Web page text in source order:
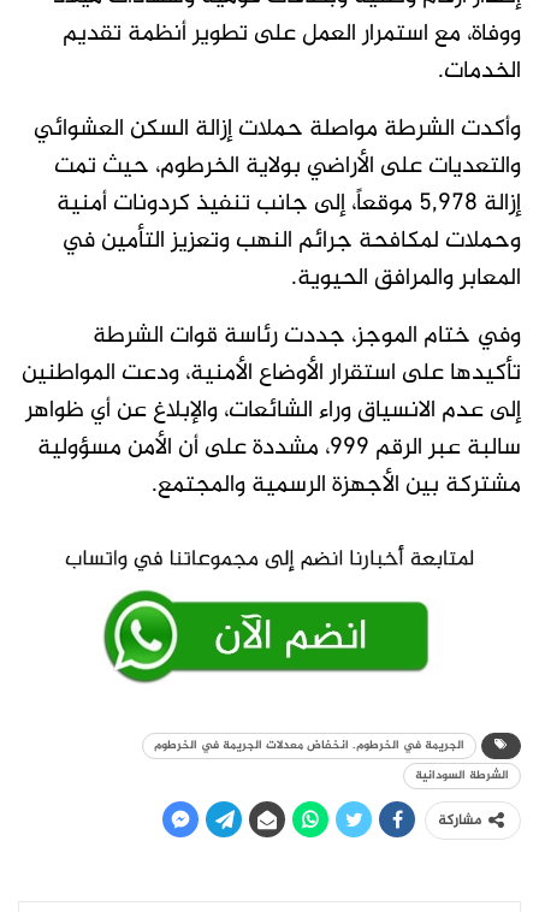
ووفاة، مع استمرار العمل على تطوير أنظمة تقديم
الخدمات.
وأكدت الشرطة مواصلة حملات إزالة السكن العشوائي
والتعديات على الأراضي بولاية الخرطوم، حيث تمت
إزالة 5,978 موقعاً، إلى جانب تنفيذ كردونات أمنية
وحملات لمكافحة جرائم النهب وتعزيز التأمين في
المعابر والمرافق الحيوية.
وفي ختام الموجز، جددت رئاسة قوات الشرطة
تأكيدها على استقرار الأوضاع الأمنية، ودعت المواطنين
إلى عدم الانسياق وراء الشائعات، والإبلاغ عن أي ظواهر
سالبة عبر الرقم 999، مشددة على أن الأمن مسؤولية
مشتركة بين الأجهزة الرسمية والمجتمع.
الجريمة في الخرطوم. انخفاض معدلات الجريمة في الخرطوم
الشرطة السودانية
مشاركة